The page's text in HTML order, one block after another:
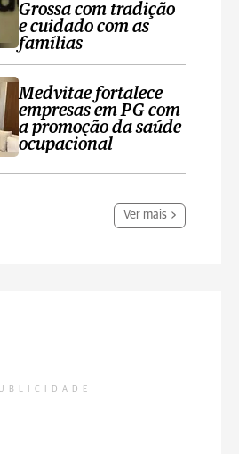
Grossa com tradição
e cuidado com as
famílias
Medvitae fortalece
empresas em PG com
a promoção da saúde
ocupacional
Ver mais